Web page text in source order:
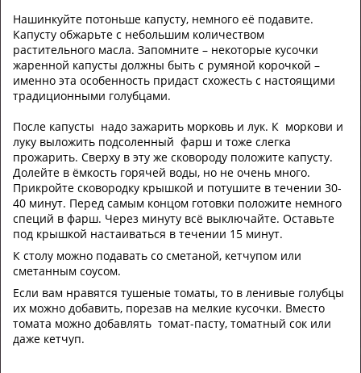
Нашинкуйте потоньше капусту, немного её подавите.
Капусту обжарьте с небольшим количеством
растительного масла. Запомните – некоторые кусочки
жаренной капусты должны быть с румяной корочкой –
именно эта особенность придаст схожесть с настоящими
традиционными голубцами.
После капусты надо зажарить морковь и лук. К моркови и
луку выложить подсоленный фарш и тоже слегка
прожарить. Сверху в эту же сковороду положите капусту.
Долейте в ёмкость горячей воды, но не очень много.
Прикройте сковородку крышкой и потушите в течении 30-
40 минут. Перед самым концом готовки положите немного
специй в фарш. Через минуту всё выключайте. Оставьте
под крышкой настаиваться в течении 15 минут.
К столу можно подавать со сметаной, кетчупом или
сметанным соусом.
Если вам нравятся тушеные томаты, то в ленивые голубцы
их можно добавить, порезав на мелкие кусочки. Вместо
томата можно добавлять томат-пасту, томатный сок или
даже кетчуп.